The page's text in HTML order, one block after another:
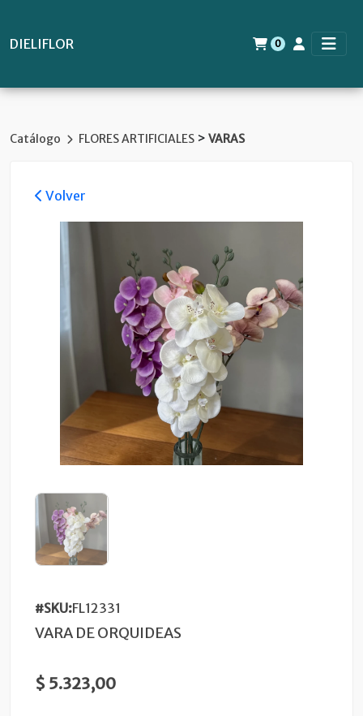
DIELIFLOR 0
Catálogo FLORES ARTIFICIALES > VARAS
Volver
#SKU:FL12331
VARA DE ORQUIDEAS
$ 5.323,00